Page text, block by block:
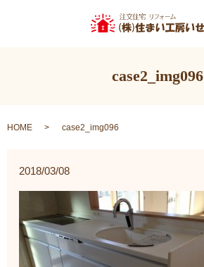
case2_img096
HOME case2_img096
2018/03/08